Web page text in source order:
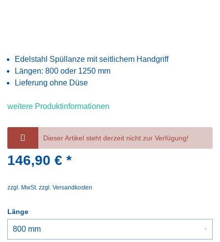
Edelstahl Spüllanze mit seitlichem Handgriff
Längen: 800 oder 1250 mm
Lieferung ohne Düse
weitere Produktinformationen
Dieser Artikel steht derzeit nicht zur Verfügung!
146,90 € *
zzgl. MwSt. zzgl. Versandkosten
Länge